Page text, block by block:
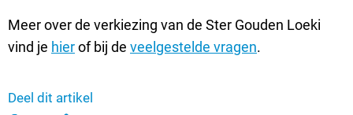
Meer over de verkiezing van de Ster Gouden Loeki
vind je hierof bij de veelgestelde vragen.
Deel dit artikel